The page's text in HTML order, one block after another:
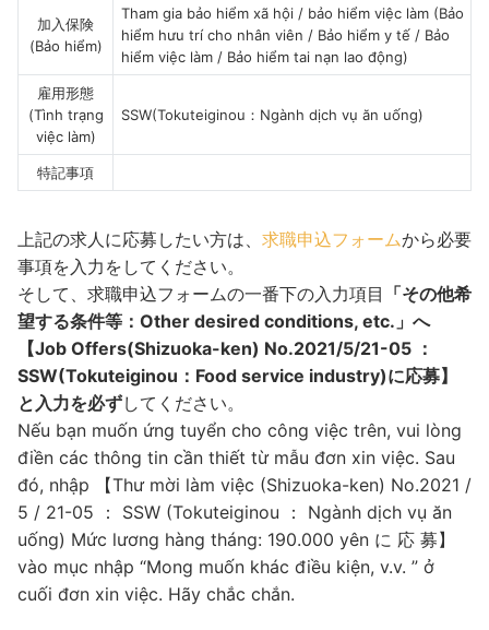
加入保険
(Bảo hiểm)
Tham gia bảo hiểm xã hội / bảo hiểm việc làm (Bảo
hiểm hưu trí cho nhân viên / Bảo hiểm y tế / Bảo
hiểm việc làm / Bảo hiểm tai nạn lao động)
雇用形態
(Tình trạng
việc làm)
SSW(Tokuteiginou：Ngành dịch vụ ăn uống)
特記事項
上記の求人に応募したい方は、 求職申込フォームから必要
事項を入力をしてください。
そして、求職申込フォームの一番下の入力項目 「その他希
望する条件等：Other desired conditions, etc.」へ
【Job Offers(Shizuoka-ken) No.2021/5/21-05 ：
SSW(Tokuteiginou：Food service industry)に応募】
と入力を必ずしてください。
Nếu bạn muốn ứng tuyển cho công việc trên, vui lòng
điền các thông tin cần thiết từ mẫu đơn xin việc. Sau
đó, nhập 【Thư mời làm việc (Shizuoka-ken) No.2021 /
5 / 21-05 ： SSW (Tokuteiginou ： Ngành dịch vụ ăn
uống) Mức lương hàng tháng: 190.000 yên に 応 募】
vào mục nhập “Mong muốn khác điều kiện, v.v. ” ở
cuối đơn xin việc. Hãy chắc chắn.